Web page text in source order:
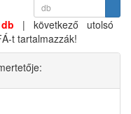
| következő
utolsó
t tartalmazzák!